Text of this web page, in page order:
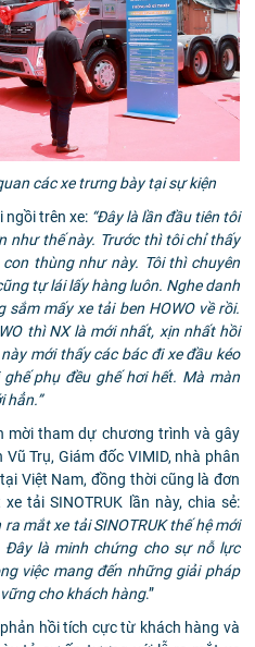
các xe trưng bày tại sự kiện
ngồi trên xe: “Đây là lần đầu tiên tôi
như thế này. Trước thì tôi chỉ thấy
thùng như này. Tôi thì chuyên
tự lái lấy hàng luôn. Nghe danh
sắm mấy xe tải ben HOWO về rồi.
thì NX là mới nhất, xịn nhất hồi
mới thấy các bác đi xe đầu kéo
phụ đều ghế hơi hết. Mà màn
hẳn.”
mời tham dự chương trình và gây
Trụ, Giám đốc VIMID, nhà phân
Việt Nam, đồng thời cũng là đơn
tải SINOTRUK lần này, chia sẻ:
mắt xe tải SINOTRUK thế hệ mới
là minh chứng cho sự nỗ lực
việc mang đến những giải pháp
cho khách hàng.”
hồi tích cực từ khách hàng và